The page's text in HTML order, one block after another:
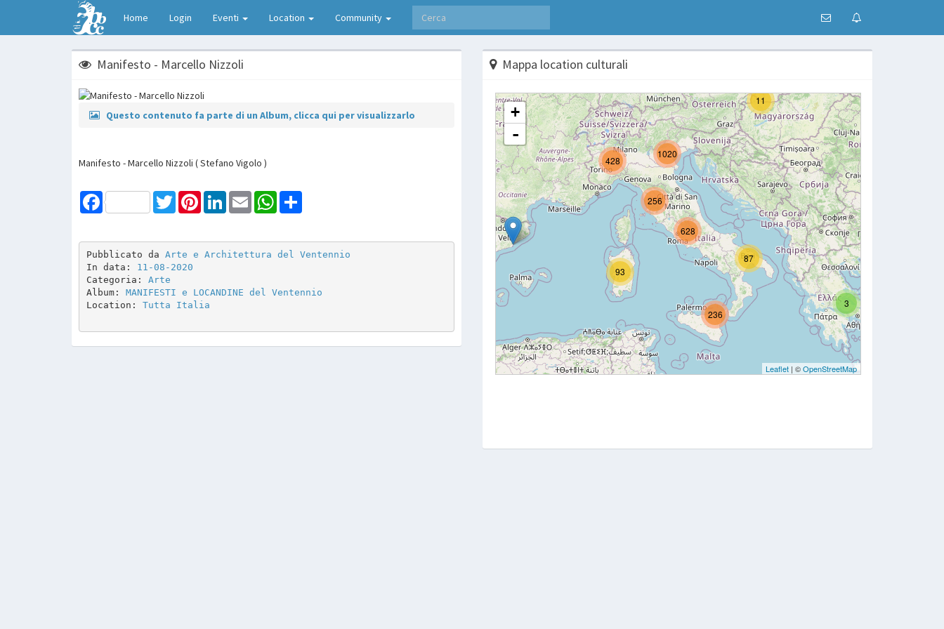
Home Login Eventi Location Community
Manifesto - Marcello Nizzoli
Questo contenuto fa parte di un Album, clicca qui per visualizzarlo
Manifesto - Marcello Nizzoli ( Stefano Vigolo )
Facebook TwitterPinterestLinkedInEmail WhatsApp
Pubblicato da Arte e Architettura del Ventennio
In data: 11-08-2020
Categoria: Arte
Album: MANIFESTI e LOCANDINE del Ventennio
Location: Tutta Italia
Mappa location culturali